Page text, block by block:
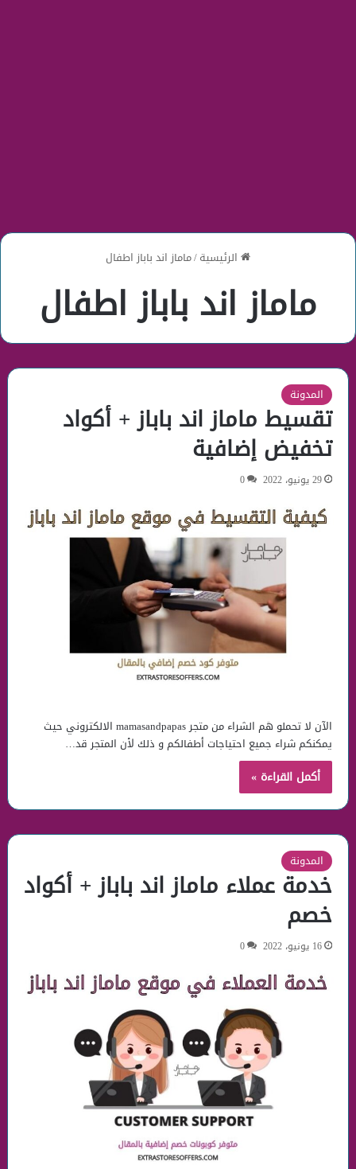
الرئيسية/ماماز اند باباز اطفال
ماماز اند باباز اطفال
المدونة
تقسيط ماماز اند باباز + أكواد
تخفيض إضافية
29 يونيو، 2022 0
الآن لا تحملو هَم الشراء من متجر mamasandpapas الالكتروني حيث
يمكنكم شراء جميع احتياجات أطفالكم و ذلك لأن المتجر قد…
أكمل القراءة »
المدونة
خدمة عملاء ماماز اند باباز + أكواد
خصم
16 يونيو، 2022 0